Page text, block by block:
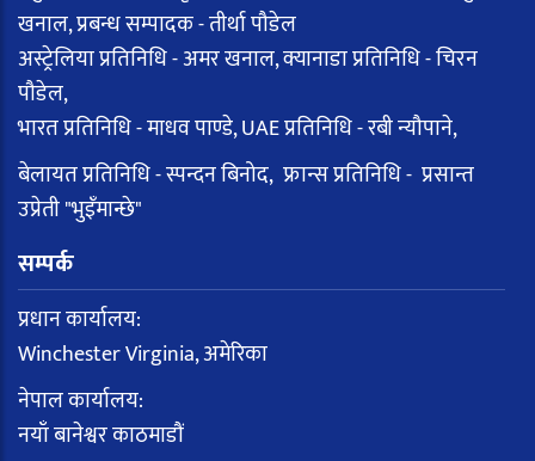
खनाल, प्रबन्ध सम्पादक - तीर्था पौडेल
अस्ट्रेलिया प्रतिनिधि - अमर खनाल, क्यानाडा प्रतिनिधि - चिरन
पौडेल,
भारत प्रतिनिधि - माधव पाण्डे, UAE प्रतिनिधि - रबी न्यौपाने,
बेलायत प्रतिनिधि - स्पन्दन बिनोद, फ्रान्स प्रतिनिधि - प्रसान्त
उप्रेती "भुइँमान्छे"
सम्पर्क
प्रधान कार्यालय:
Winchester Virginia, अमेरिका
नेपाल कार्यालय:
नयाँ बानेश्वर काठमाडौं